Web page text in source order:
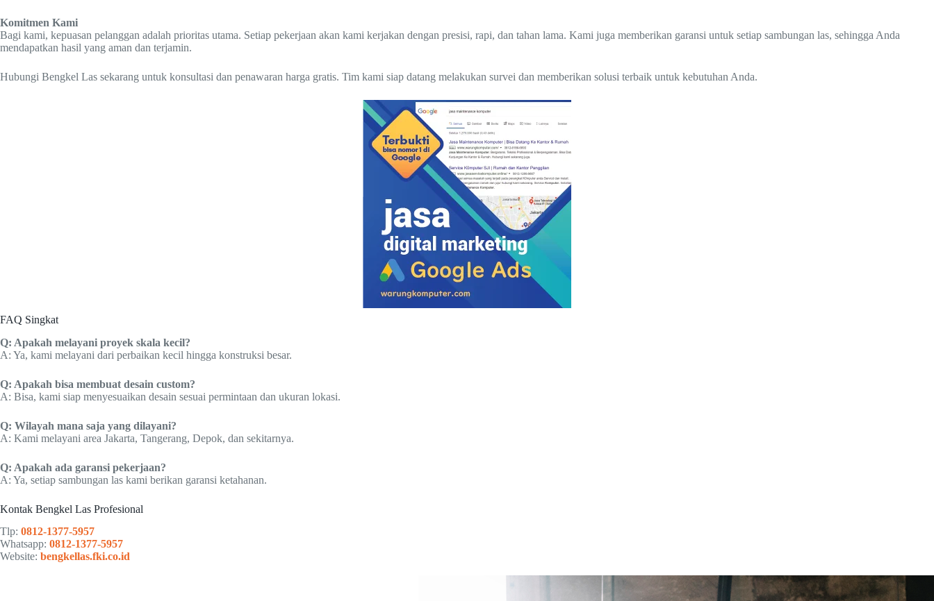
Komitmen Kami
Bagi kami, kepuasan pelanggan adalah prioritas utama. Setiap pekerjaan akan kami kerjakan dengan presisi, rapi, dan tahan lama. Kami juga memberikan garansi untuk setiap sambungan las, sehingga Anda
mendapatkan hasil yang aman dan terjamin.
Hubungi Bengkel Las sekarang untuk konsultasi dan penawaran harga gratis. Tim kami siap datang melakukan survei dan memberikan solusi terbaik untuk kebutuhan Anda.
FAQ Singkat
Q: Apakah melayani proyek skala kecil?
A: Ya, kami melayani dari perbaikan kecil hingga konstruksi besar.
Q: Apakah bisa membuat desain custom?
A: Bisa, kami siap menyesuaikan desain sesuai permintaan dan ukuran lokasi.
Q: Wilayah mana saja yang dilayani?
A: Kami melayani area Jakarta, Tangerang, Depok, dan sekitarnya.
Q: Apakah ada garansi pekerjaan?
A: Ya, setiap sambungan las kami berikan garansi ketahanan.
Kontak Bengkel Las Profesional
Tlp: 0812-1377-5957
Whatsapp: 0812-1377-5957
Website: bengkellas.fki.co.id